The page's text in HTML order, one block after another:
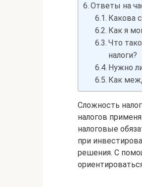
Ответы на
Какова
Как я
Что
налоги?
Нужно
Как
Сложность
налогов
налоговые
при
решения. С